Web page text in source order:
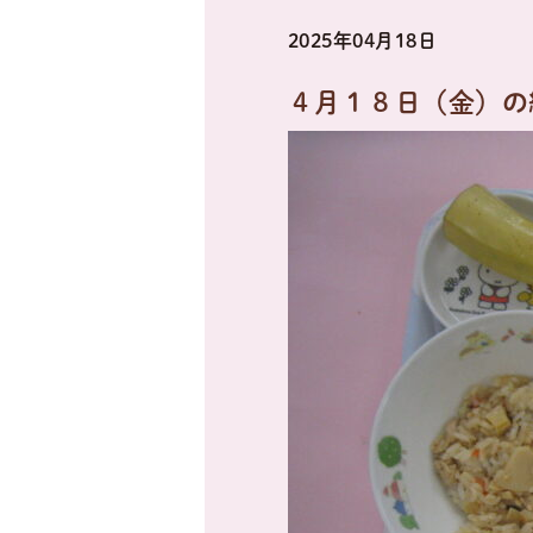
2025年04月18日
４月１８日（金）